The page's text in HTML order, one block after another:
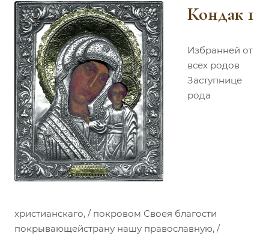
Кондак 1
Избранней от
всех родов
Заступнице
рода
христианскаго, / покровом Своея благости
покрывающейстрану нашу православную, /